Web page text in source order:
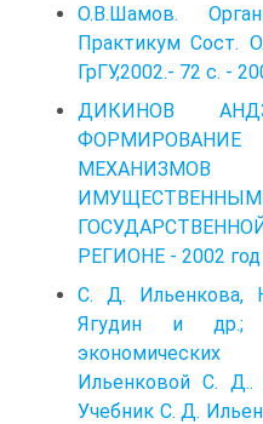
О.В.Шамов.
Практикум Сост.
ГрГУ,2002.- 72 с. -
ДИКИНОВ
РЕГИОНЕ - 2002 год
С. Д. Ильенкова,
Ягудин и др.;
Ильенковой С. Д..
Учебник С. Д.